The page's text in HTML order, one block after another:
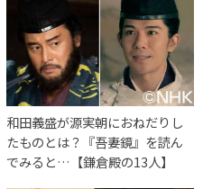
和田義盛が源実朝におねだりし
たものとは？『吾妻鏡』を読ん
でみると…【鎌倉殿の13人】